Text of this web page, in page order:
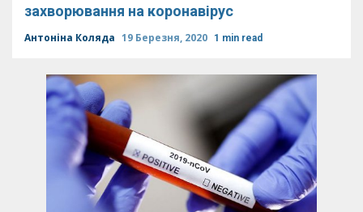
захворювання на коронавірус
Антоніна Коляда 19 Березня, 2020 1 min read